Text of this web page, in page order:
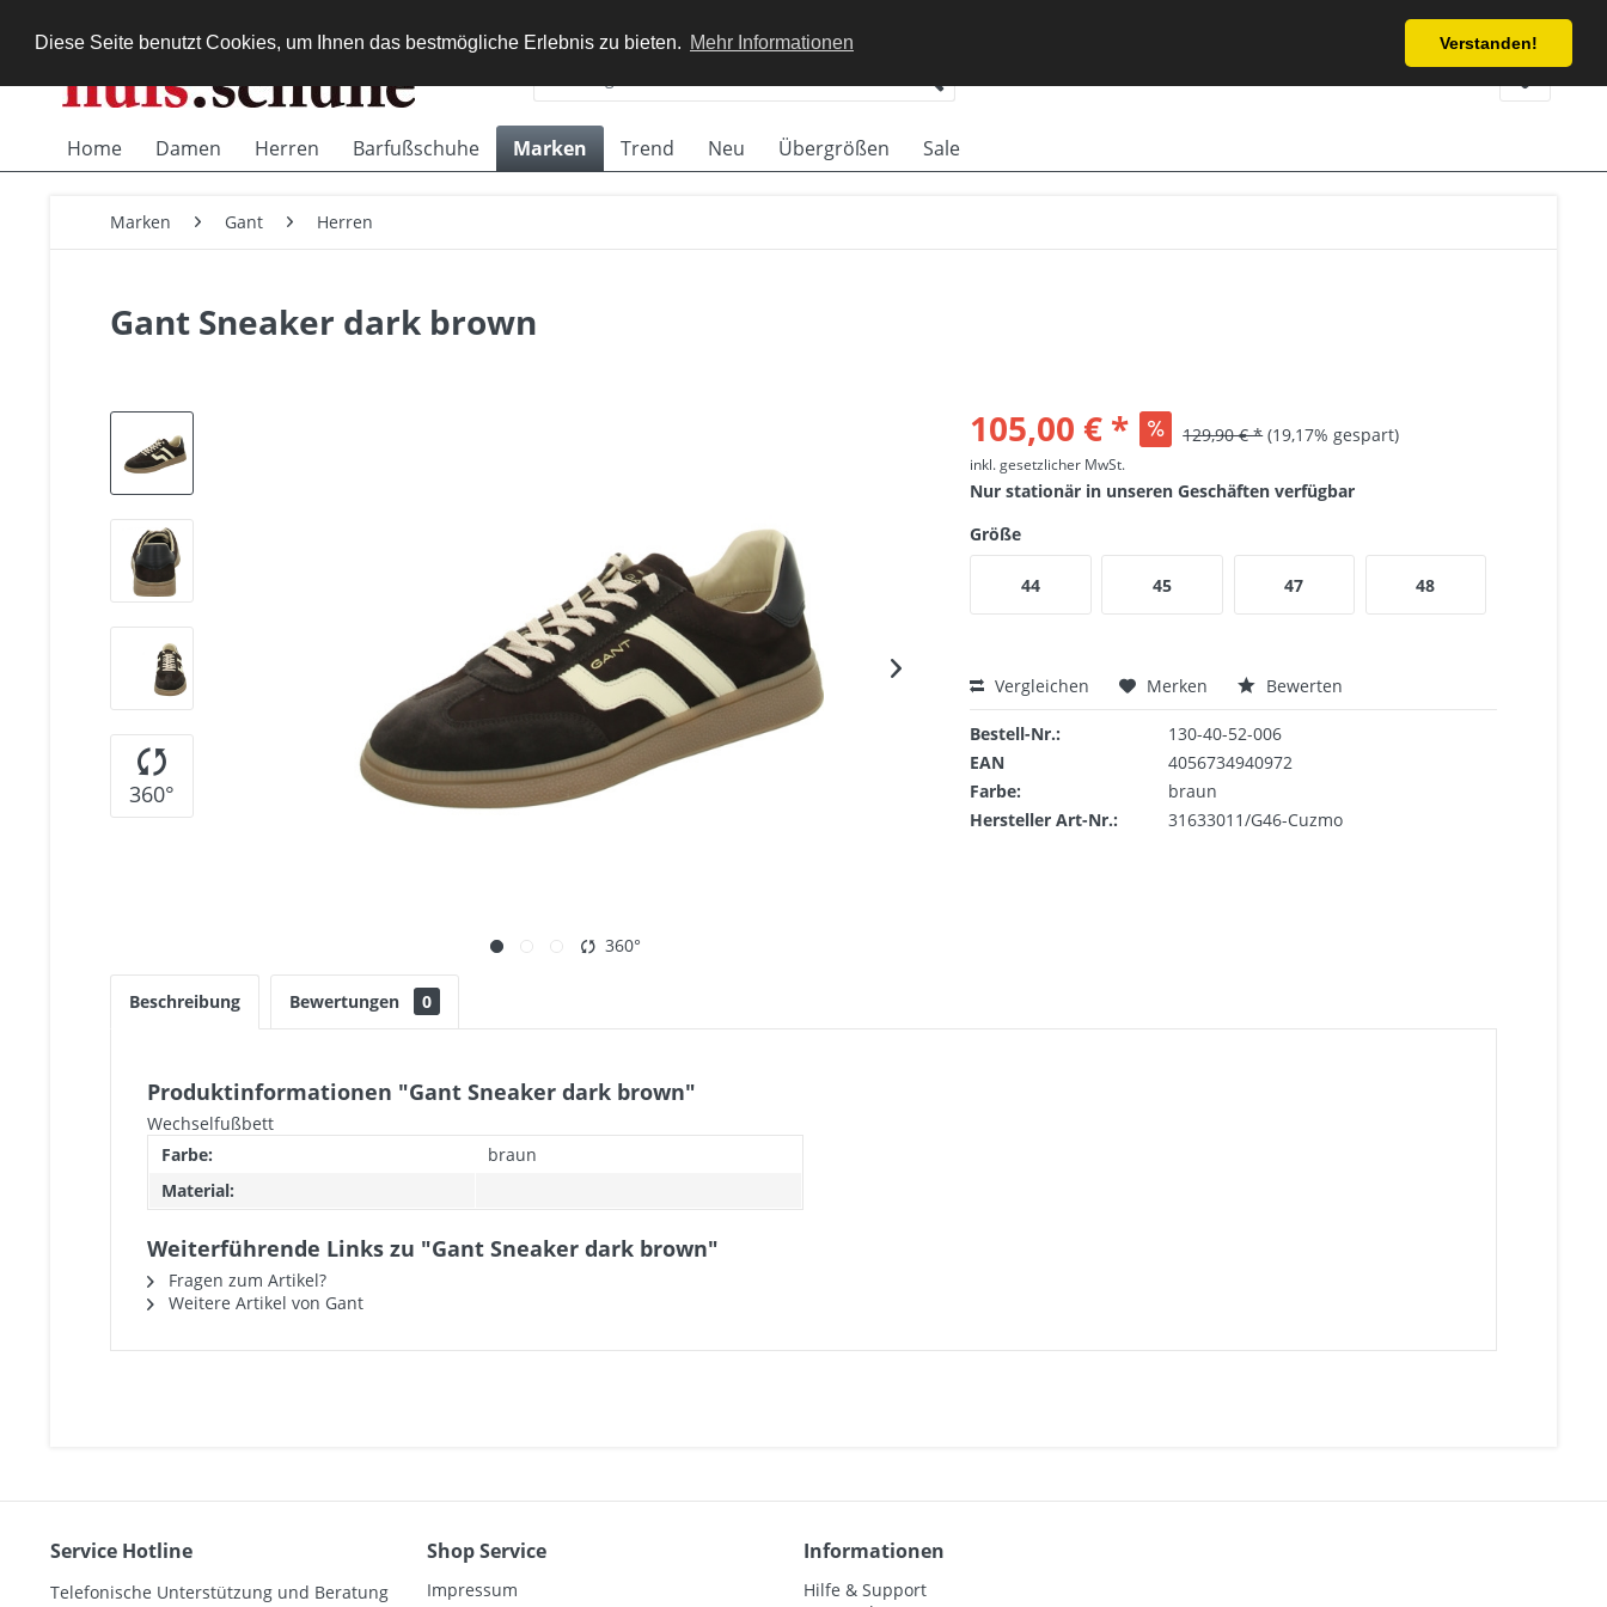
Diese Seite benutzt Cookies, um Ihnen das bestmögliche Erlebnis zu bieten. Mehr Informationen Verstanden!
Service/Hilfe
Home Damen Herren Barfußschuhe Marken Trend Neu Übergrößen Sale
Marken Gant Herren
Gant Sneaker dark brown
360°
360°
105,00 € * 129,90 € * (19,17% gespart)
inkl. gesetzlicher MwSt.
Nur stationär in unseren Geschäften verfügbar
Größe
44 45 47 48
Vergleichen Merken Bewerten
Bestell-Nr.:
130-40-52-006
EAN
4056734940972
Farbe:
braun
Hersteller Art-Nr.:
31633011/G46-Cuzmo
Beschreibung Bewertungen 0
Produktinformationen "Gant Sneaker dark brown"
Wechselfußbett
Farbe:
braun
Material:
Weiterführende Links zu "Gant Sneaker dark brown"
Fragen zum Artikel?
Weitere Artikel von Gant
Service Hotline
Telefonische Unterstützung und Beratung
Shop Service
Impressum
Informationen
Hilfe & Support